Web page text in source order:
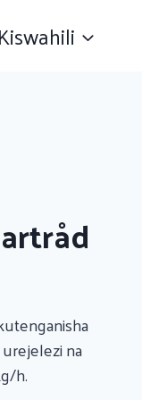
Kiswahili
na
h.